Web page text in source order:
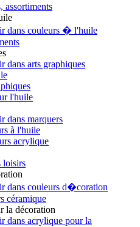
assortiments
dans couleurs � l'huile
dans arts graphiques
l'huile
dans marquers
à l'huile
acrylique
loisirs
dans couleurs d�coration
céramique
la décoration
dans acrylique pour la